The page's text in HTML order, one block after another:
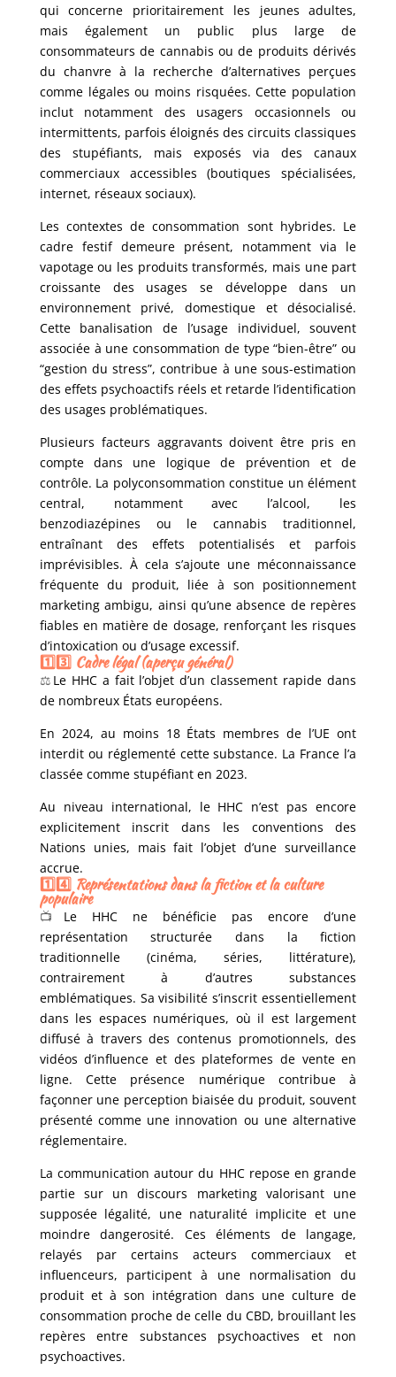
qui concerne prioritairement les jeunes adultes,
mais également un public plus large de
consommateurs de cannabis ou de produits dérivés
du chanvre à la recherche d’alternatives perçues
comme légales ou moins risquées. Cette population
inclut notamment des usagers occasionnels ou
intermittents, parfois éloignés des circuits classiques
des stupéfiants, mais exposés via des canaux
commerciaux accessibles (boutiques spécialisées,
internet, réseaux sociaux).
Les contextes de consommation sont hybrides. Le
cadre festif demeure présent, notamment via le
vapotage ou les produits transformés, mais une part
croissante des usages se développe dans un
environnement privé, domestique et désocialisé.
Cette banalisation de l’usage individuel, souvent
associée à une consommation de type “bien-être” ou
“gestion du stress”, contribue à une sous-estimation
des effets psychoactifs réels et retarde l’identification
des usages problématiques.
Plusieurs facteurs aggravants doivent être pris en
compte dans une logique de prévention et de
contrôle. La polyconsommation constitue un élément
central, notamment avec l’alcool, les
benzodiazépines ou le cannabis traditionnel,
entraînant des effets potentialisés et parfois
imprévisibles. À cela s’ajoute une méconnaissance
fréquente du produit, liée à son positionnement
marketing ambigu, ainsi qu’une absence de repères
fiables en matière de dosage, renforçant les risques
d’intoxication ou d’usage excessif.
1️⃣3️⃣ Cadre légal (aperçu général)
⚖️ Le HHC a fait l’objet d’un classement rapide dans
de nombreux États européens.
En 2024, au moins 18 États membres de l’UE ont
interdit ou réglementé cette substance. La France l’a
classée comme stupéfiant en 2023.
Au niveau international, le HHC n’est pas encore
explicitement inscrit dans les conventions des
Nations unies, mais fait l’objet d’une surveillance
accrue.
1️⃣4️⃣ Représentations dans la fiction et la culture
populaire
📺 Le HHC ne bénéficie pas encore d’une
représentation structurée dans la fiction
traditionnelle (cinéma, séries, littérature),
contrairement à d’autres substances
emblématiques. Sa visibilité s’inscrit essentiellement
dans les espaces numériques, où il est largement
diffusé à travers des contenus promotionnels, des
vidéos d’influence et des plateformes de vente en
ligne. Cette présence numérique contribue à
façonner une perception biaisée du produit, souvent
présenté comme une innovation ou une alternative
réglementaire.
La communication autour du HHC repose en grande
partie sur un discours marketing valorisant une
supposée légalité, une naturalité implicite et une
moindre dangerosité. Ces éléments de langage,
relayés par certains acteurs commerciaux et
influenceurs, participent à une normalisation du
produit et à son intégration dans une culture de
consommation proche de celle du CBD, brouillant les
repères entre substances psychoactives et non
psychoactives.